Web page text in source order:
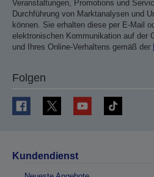
Veranstaltungen, Promotions und
Durchführung von Marktanalysen und
können. Sie erhalten diese per E-Mail
elektronischen Kommunikation auf der
und Ihres Online-Verhaltens gemäß der
Folgen
Kundendienst